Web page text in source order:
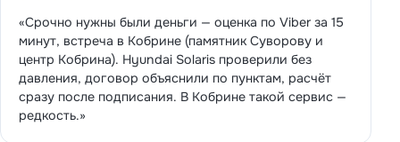
«Срочно нужны были деньги — оценка по Viber за 15
минут, встреча в Кобрине (памятник Суворову и
центр Кобрина). Hyundai Solaris проверили без
давления, договор объяснили по пунктам, расчёт
сразу после подписания. В Кобрине такой сервис —
редкость.»